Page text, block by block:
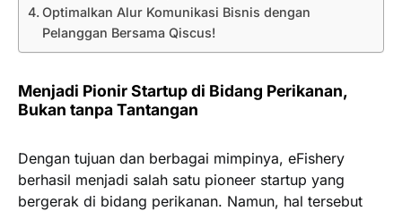
Optimalkan Alur Komunikasi Bisnis dengan
Pelanggan Bersama Qiscus!
Menjadi Pionir Startup di Bidang Perikanan,
Bukan tanpa Tantangan
Dengan tujuan dan berbagai mimpinya, eFishery
berhasil menjadi salah satu pioneer startup yang
bergerak di bidang perikanan. Namun, hal tersebut